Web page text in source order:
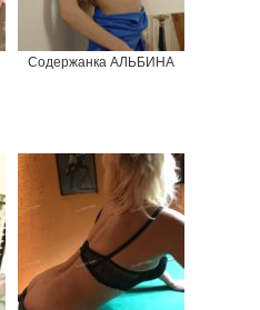
Содержанка АЛЬБИНА